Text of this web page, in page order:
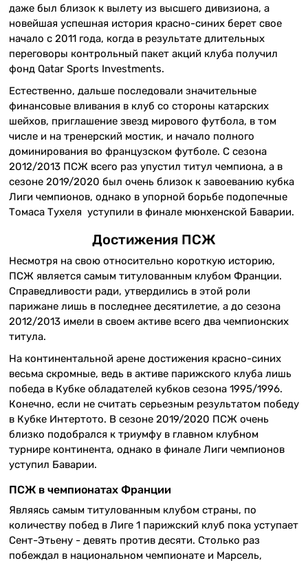
даже был близок к вылету из высшего дивизиона, а
новейшая успешная история красно-синих берет свое
начало с 2011 года, когда в результате длительных
переговоры контрольный пакет акций клуба получил
фонд Qatar Sports Investments.
Естественно, дальше последовали значительные
финансовые вливания в клуб со стороны катарских
шейхов, приглашение звезд мирового футбола, в том
числе и на тренерский мостик, и начало полного
доминирования во французском футболе. С сезона
2012/2013 ПСЖ всего раз упустил титул чемпиона, а в
сезоне 2019/2020 был очень близок к завоеванию кубка
Лиги чемпионов, однако в упорной борьбе подопечные
Томаса Тухеля уступили в финале мюнхенской Баварии.
Достижения ПСЖ
Несмотря на свою относительно короткую историю,
ПСЖ является самым титулованным клубом Франции.
Справедливости ради, утвердились в этой роли
парижане лишь в последнее десятилетие, а до сезона
2012/2013 имели в своем активе всего два чемпионских
титула.
На континентальной арене достижения красно-синих
весьма скромные, ведь в активе парижского клуба лишь
победа в Кубке обладателей кубков сезона 1995/1996.
Конечно, если не считать серьезным результатом победу
в Кубке Интертото. В сезоне 2019/2020 ПСЖ очень
близко подобрался к триумфу в главном клубном
турнире континента, однако в финале Лиги чемпионов
уступил Баварии.
ПСЖ в чемпионатах Франции
Являясь самым титулованным клубом страны, по
количеству побед в Лиге 1 парижский клуб пока уступает
Сент-Этьену - девять против десяти. Столько раз
побеждал в национальном чемпионате и Марсель,